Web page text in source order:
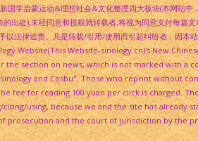
学启蒙运动&理想社会&文化整理四大板块(本网站中
出处),未经同意和授权就转载者,将视为同意支付每篇
以法律追责。凡是转载/引用/使用而引起纠纷者，因本
Website(This Website-sinology.cn)'s New
the section on news, which is not marked with a
and Cosbu". Those who reprint without
fee for reading 100 yuan per click is charged.
using, because we and the site has already
prosecution and the court of jurisdiction by the